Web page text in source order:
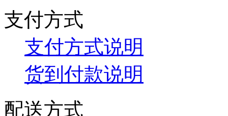
支付方式
支付方式说明
货到付款说明
配送方式